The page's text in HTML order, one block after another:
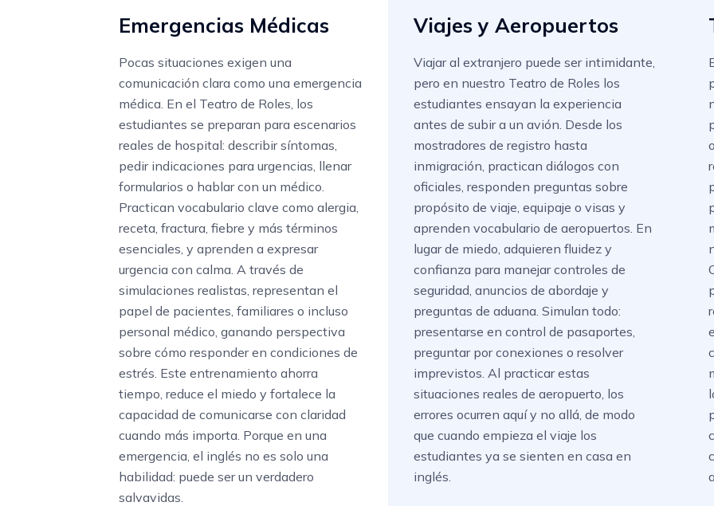
Emergencias Médicas
Pocas situaciones exigen una
comunicación clara como una emergencia
médica. En el Teatro de Roles, los
estudiantes se preparan para escenarios
reales de hospital: describir síntomas,
pedir indicaciones para urgencias, llenar
formularios o hablar con un médico.
Practican vocabulario clave como alergia,
receta, fractura, fiebre y más términos
esenciales, y aprenden a expresar
urgencia con calma. A través de
simulaciones realistas, representan el
papel de pacientes, familiares o incluso
personal médico, ganando perspectiva
sobre cómo responder en condiciones de
estrés. Este entrenamiento ahorra
tiempo, reduce el miedo y fortalece la
capacidad de comunicarse con claridad
cuando más importa. Porque en una
emergencia, el inglés no es solo una
habilidad: puede ser un verdadero
salvavidas.
Viajes y Aeropuertos
Viajar al extranjero puede ser intimidante,
pero en nuestro Teatro de Roles los
estudiantes ensayan la experiencia
antes de subir a un avión. Desde los
mostradores de registro hasta
inmigración, practican diálogos con
oficiales, responden preguntas sobre
propósito de viaje, equipaje o visas y
aprenden vocabulario de aeropuertos. En
lugar de miedo, adquieren fluidez y
confianza para manejar controles de
seguridad, anuncios de abordaje y
preguntas de aduana. Simulan todo:
presentarse en control de pasaportes,
preguntar por conexiones o resolver
imprevistos. Al practicar estas
situaciones reales de aeropuerto, los
errores ocurren aquí y no allá, de modo
que cuando empieza el viaje los
estudiantes ya se sienten en casa en
inglés.